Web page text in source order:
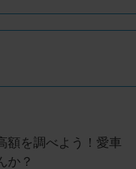
額を調べよう！愛車
か？